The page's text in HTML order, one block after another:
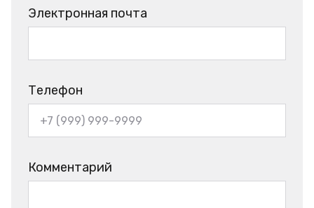
Электронная почта
Телефон
Комментарий